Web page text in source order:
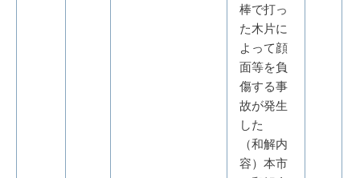
棒で打っ
た木片に
よって顔
面等を負
傷する事
故が発生
した
（和解内
容）本市